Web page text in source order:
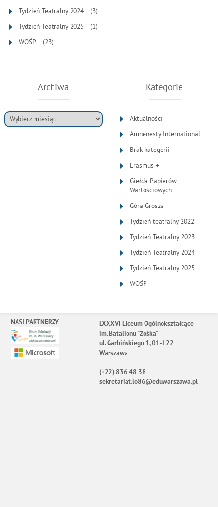
Tydzień Teatralny 2024
(3)
Tydzień Teatralny 2025
(1)
WOŚP
(23)
Archiwa Kategorie
Aktualności
Amnenesty International
Brak kategorii
Erasmus +
Giełda Papierów
Wartościowych
Góra Grosza
Tydzień teatralny 2022
Tydzień Teatralny 2023
Tydzień Teatralny 2024
Tydzień Teatralny 2025
WOŚP
NASI PARTNERZY
LXXXVI Liceum Ogólnokształcące
im. Batalionu "Zośka"
ul. Garbińskiego 1, 01-122
Warszawa
(+22) 836 48 38
sekretariat.lo86@eduwarszawa.pl